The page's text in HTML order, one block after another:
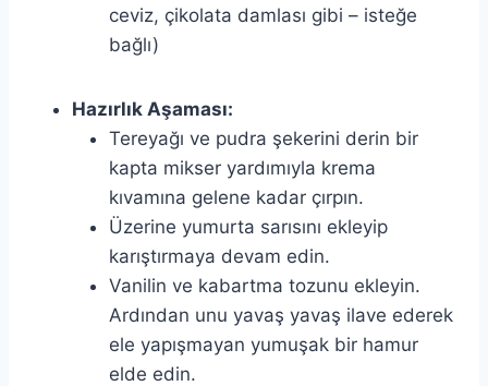
ceviz, çikolata damlası gibi – isteğe
bağlı)
Hazırlık Aşaması:
Tereyağı ve pudra şekerini derin bir
kapta mikser yardımıyla krema
kıvamına gelene kadar çırpın.
Üzerine yumurta sarısını ekleyip
karıştırmaya devam edin.
Vanilin ve kabartma tozunu ekleyin.
Ardından unu yavaş yavaş ilave ederek
ele yapışmayan yumuşak bir hamur
elde edin.